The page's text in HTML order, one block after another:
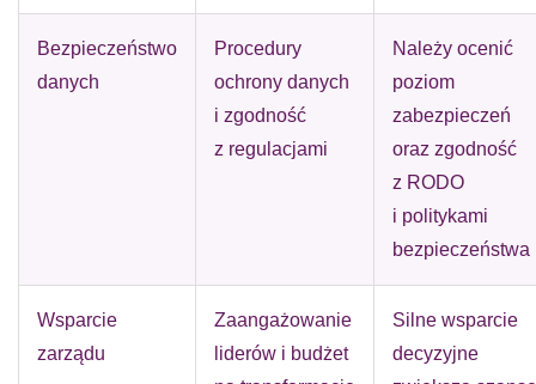
Bezpieczeństwo
danych
Procedury
ochrony danych
i zgodność
z regulacjami
Należy ocenić
poziom
zabezpieczeń
oraz zgodność
z RODO
i politykami
bezpieczeństwa
Wsparcie
zarządu
Zaangażowanie
liderów i budżet
Silne wsparcie
decyzyjne